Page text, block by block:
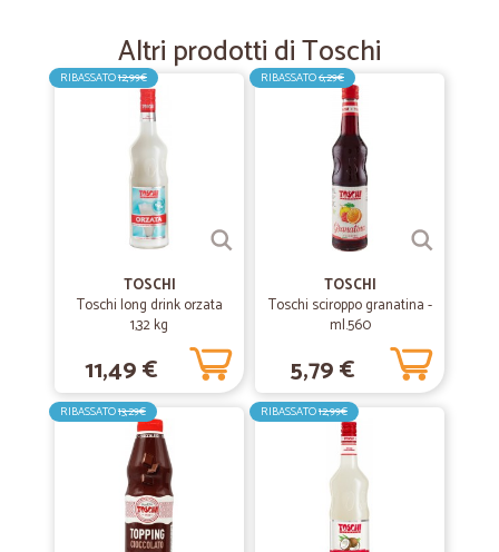
Prezzi buoni spedizioni veloci.
Prezzi buoni spedizioni veloci.
30/07/2021
—Viktoria D.
Ordine ok, consegna perfetta, unico neo. Le date di scadenza dei
freschi, a ridosso dell’ordine…
La merce l'ho ricevuta nei tempi…
La merce l'ho ricevuta nei tempi prefissati
— Silvia Z.
Altri prodotti di Toschi
RIBASSATO12,99€
TOSCHI
Toschi long drink orzata
1,32 kg
11,49 €
RIBASSATO6,29€
TOSCHI
Toschi sciroppo granatina -
ml.560
5,79 €
RIBASSATO13,29€ RIBASSATO12,99€